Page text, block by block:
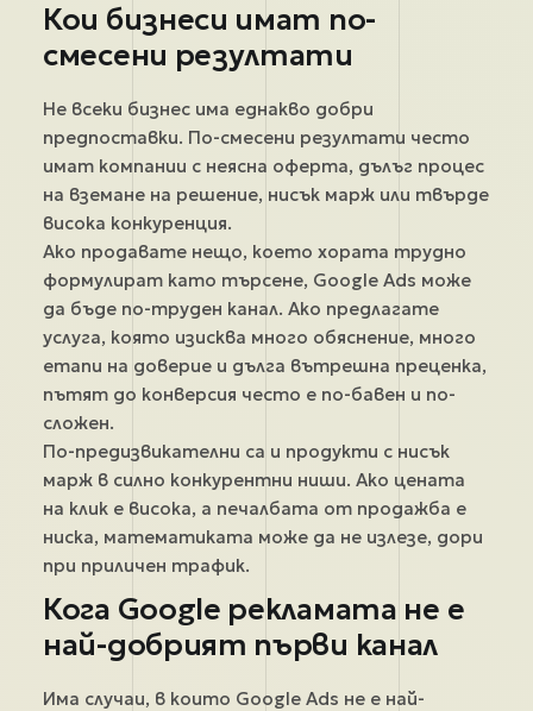
Кои бизнеси имат по-
смесени резултати
Не всеки бизнес има еднакво добри
предпоставки. По-смесени резултати често
имат компании с неясна оферта, дълъг процес
на вземане на решение, нисък марж или твърде
висока конкуренция.
Ако продавате нещо, което хората трудно
формулират като търсене, Google Ads може
да бъде по-труден канал. Ако предлагате
услуга, която изисква много обяснение, много
етапи на доверие и дълга вътрешна преценка,
пътят до конверсия често е по-бавен и по-
сложен.
По-предизвикателни са и продукти с нисък
марж в силно конкурентни ниши. Ако цената
на клик е висока, а печалбата от продажба е
ниска, математиката може да не излезе, дори
при приличен трафик.
Кога Google рекламата не е
най-добрият първи канал
Има случаи, в които Google Ads не е най-